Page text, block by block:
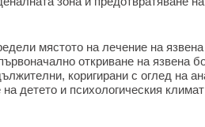
мястото на лечение на
откриване на язвена
коригирани с оглед на
детето и психологическия